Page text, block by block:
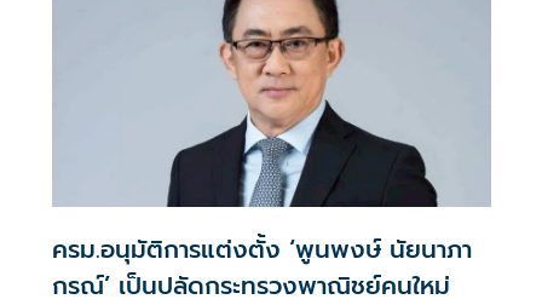
ครม.อนุมัติการแต่งตั้ง ‘พูนพงษ์ นัยนาภา
กรณ์’ เป็นปลัดกระทรวงพาณิชย์คนใหม่